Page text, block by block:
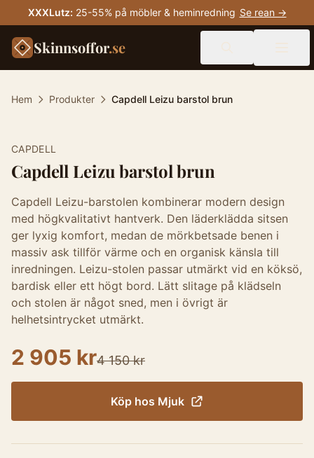
XXXLutz: 25-55% på möbler & heminredning Se rean →
Skinnsoffor.se
Hem Produkter Capdell Leizu barstol brun
CAPDELL
Capdell Leizu barstol brun
Capdell Leizu-barstolen kombinerar modern design
med högkvalitativt hantverk. Den läderklädda sitsen
ger lyxig komfort, medan de mörkbetsade benen i
massiv ask tillför värme och en organisk känsla till
inredningen. Leizu-stolen passar utmärkt vid en köksö,
bardisk eller ett högt bord. Lätt slitage på klädseln
och stolen är något sned, men i övrigt är
helhetsintrycket utmärkt.
2 905 kr4 150 kr
Köp hos Mjuk